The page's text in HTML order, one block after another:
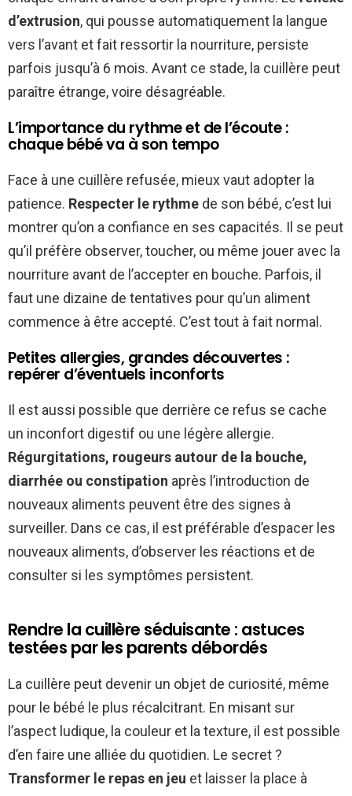
d’extrusion, qui pousse automatiquement la langue
vers l’avant et fait ressortir la nourriture, persiste
parfois jusqu’à 6 mois. Avant ce stade, la cuillère peut
paraître étrange, voire désagréable.
L’importance du rythme et de l’écoute :
chaque bébé va à son tempo
Face à une cuillère refusée, mieux vaut adopter la
patience. Respecter le rythme de son bébé, c’est lui
montrer qu’on a confiance en ses capacités. Il se peut
qu’il préfère observer, toucher, ou même jouer avec la
nourriture avant de l’accepter en bouche. Parfois, il
faut une dizaine de tentatives pour qu’un aliment
commence à être accepté. C’est tout à fait normal.
Petites allergies, grandes découvertes :
repérer d’éventuels inconforts
Il est aussi possible que derrière ce refus se cache
un inconfort digestif ou une légère allergie.
Régurgitations, rougeurs autour de la bouche,
diarrhée ou constipation après l’introduction de
nouveaux aliments peuvent être des signes à
surveiller. Dans ce cas, il est préférable d’espacer les
nouveaux aliments, d’observer les réactions et de
consulter si les symptômes persistent.
Rendre la cuillère séduisante : astuces
testées par les parents débordés
La cuillère peut devenir un objet de curiosité, même
pour le bébé le plus récalcitrant. En misant sur
l’aspect ludique, la couleur et la texture, il est possible
d’en faire une alliée du quotidien. Le secret ?
Transformer le repas en jeu et laisser la place à